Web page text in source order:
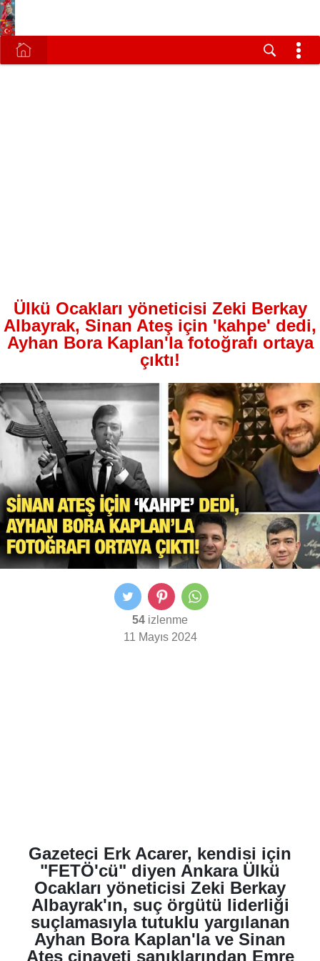
Ülkü Ocakları yöneticisi Zeki Berkay
Albayrak, Sinan Ateş için 'kahpe' dedi,
Ayhan Bora Kaplan'la fotoğrafı ortaya
çıktı!
54 izlenme
11 Mayıs 2024
Gazeteci Erk Acarer, kendisi için
"FETÖ'cü" diyen Ankara Ülkü
Ocakları yöneticisi Zeki Berkay
Albayrak'ın, suç örgütü liderliği
suçlamasıyla tutuklu yargılanan
Ayhan Bora Kaplan'la ve Sinan
Ateş cinayeti sanıklarından Emre